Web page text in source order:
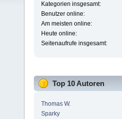
Kategorien insgesamt:
Benutzer online:
Am meisten online:
Heute online:
Seitenaufrufe insgesamt:
Top 10 Autoren
Thomas W.
Sparky